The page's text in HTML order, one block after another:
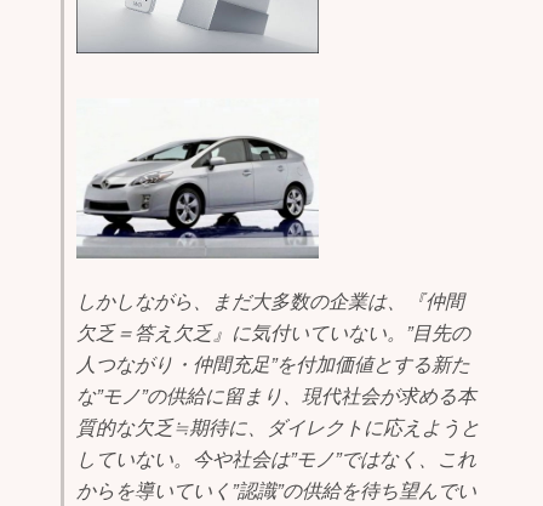
しかしながら、まだ大多数の企業は、『仲間
欠乏＝答え欠乏』に気付いていない。”目先の
人つながり・仲間充足”を付加価値とする新た
な”モノ”の供給に留まり、現代社会が求める本
質的な欠乏≒期待に、ダイレクトに応えようと
していない。今や社会は”モノ”ではなく、これ
からを導いていく”認識”の供給を待ち望んでい